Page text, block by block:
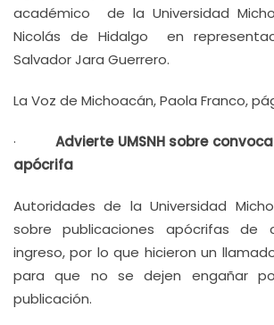
académico de la Universidad
Nicolás de Hidalgo en
Salvador Jara Guerrero.
La Voz de Michoacán, Paola Franco,
· Advierte UMSNH sobre
apócrifa
Autoridades de la Universidad
sobre publicaciones apócrifas de
ingreso, por lo que hicieron un
para que no se dejen engañar
publicación.